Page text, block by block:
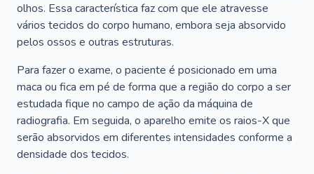
olhos. Essa característica faz com que ele atravesse
vários tecidos do corpo humano, embora seja absorvido
pelos ossos e outras estruturas.
Para fazer o exame, o paciente é posicionado em uma
maca ou fica em pé de forma que a região do corpo a ser
estudada fique no campo de ação da máquina de
radiografia. Em seguida, o aparelho emite os raios-X que
serão absorvidos em diferentes intensidades conforme a
densidade dos tecidos.